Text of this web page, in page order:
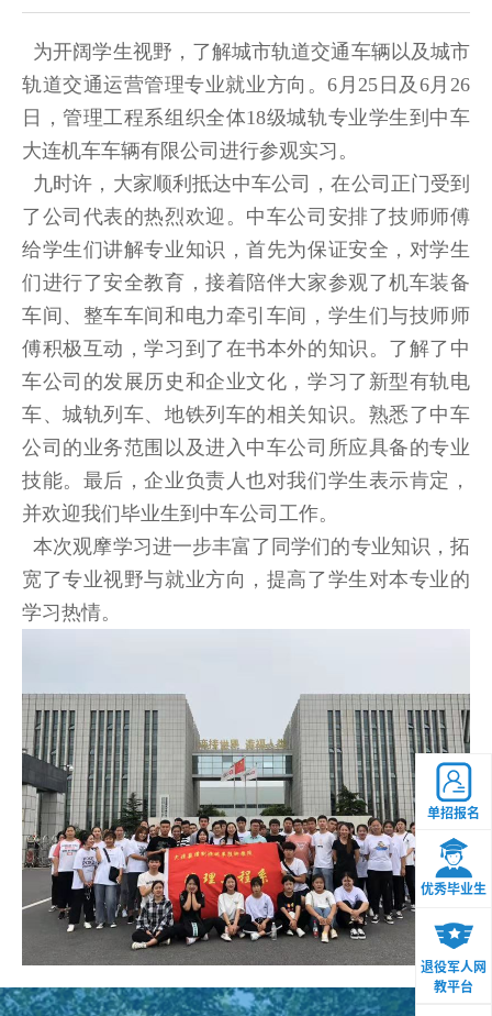
为开阔学生视野，了解城市轨道交通车辆以及城市
轨道交通运营管理专业就业方向。6月25日及6月26
日，管理工程系组织全体18级城轨专业学生到中车
大连机车车辆有限公司进行参观实习。
九时许，大家顺利抵达中车公司，在公司正门受到
了公司代表的热烈欢迎。中车公司安排了技师师傅
给学生们讲解专业知识，首先为保证安全，对学生
们进行了安全教育，接着陪伴大家参观了机车装备
车间、整车车间和电力牵引车间，学生们与技师师
傅积极互动，学习到了在书本外的知识。了解了中
车公司的发展历史和企业文化，学习了新型有轨电
车、城轨列车、地铁列车的相关知识。熟悉了中车
公司的业务范围以及进入中车公司所应具备的专业
技能。最后，企业负责人也对我们学生表示肯定，
并欢迎我们毕业生到中车公司工作。
本次观摩学习进一步丰富了同学们的专业知识，拓
宽了专业视野与就业方向，提高了学生对本专业的
学习热情。
单招报名
优秀毕业生
退役军人网
教平台